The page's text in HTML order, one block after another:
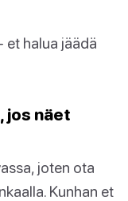
et halua jäädä
jos näet
joten ota
Kunhan et